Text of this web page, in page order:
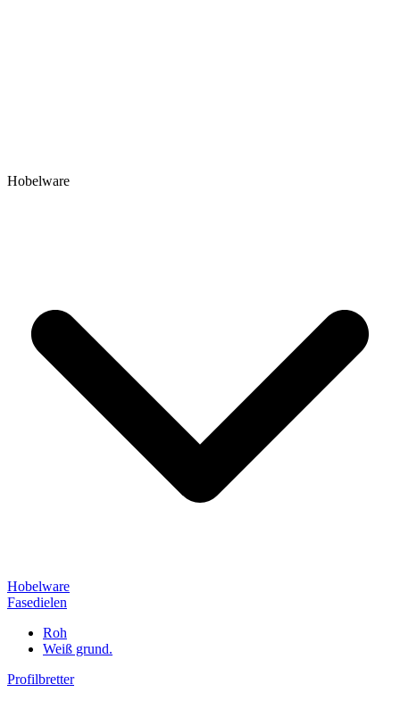
Hobelware
Hobelware
Fasedielen
Roh
Weiß grund.
Profilbretter